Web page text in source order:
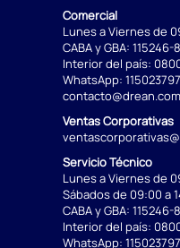
Comercial
Lunes a Viernes de
CABA y GBA: 115246-
Interior del país:
WhatsApp:
Ventas Corporativas
Servicio Técnico
Lunes a Viernes de
Sábados de 09:00 a
CABA y GBA: 115246-
Interior del país:
WhatsApp: